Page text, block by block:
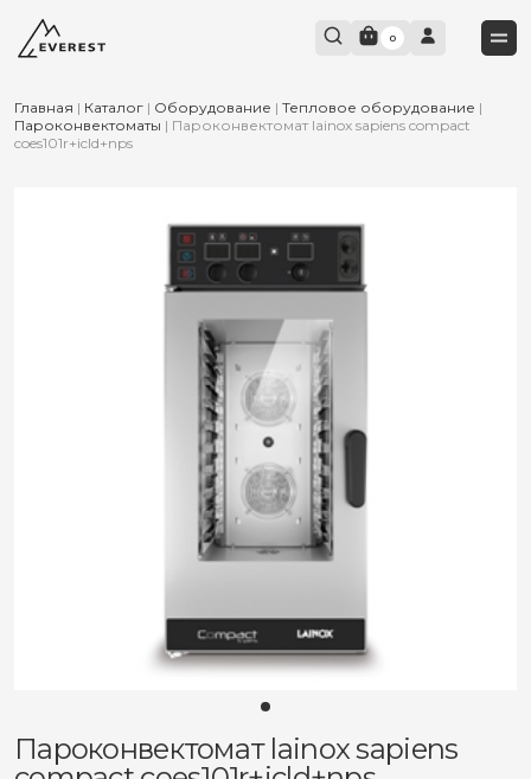
0
Главная | Каталог | Оборудование | Тепловое оборудование |
Пароконвектоматы | Пароконвектомат lainox sapiens compact
coes101r+icld+nps
Пароконвектомат lainox sapiens